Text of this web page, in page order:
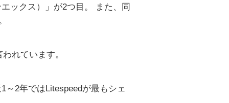
ックス）」が2つ目。 また、同
れています。
～2年ではLitespeedが最もシェ